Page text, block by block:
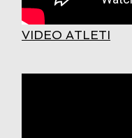
VIDEO ATLETI